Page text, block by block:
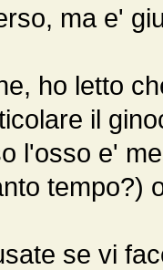
ma e'
ho letto
il
l'osso e'
tempo?)
se vi